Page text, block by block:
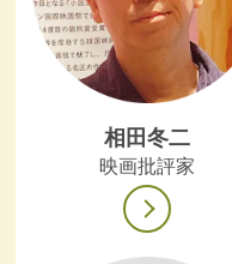
相田冬二
映画批評家